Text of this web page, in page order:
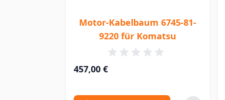
Motor-Kabelbaum 6745-81-
9220 für Komatsu
457,00 €